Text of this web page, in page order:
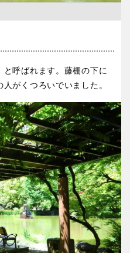
呼ばれます。藤棚の下に
がくつろいでいました。